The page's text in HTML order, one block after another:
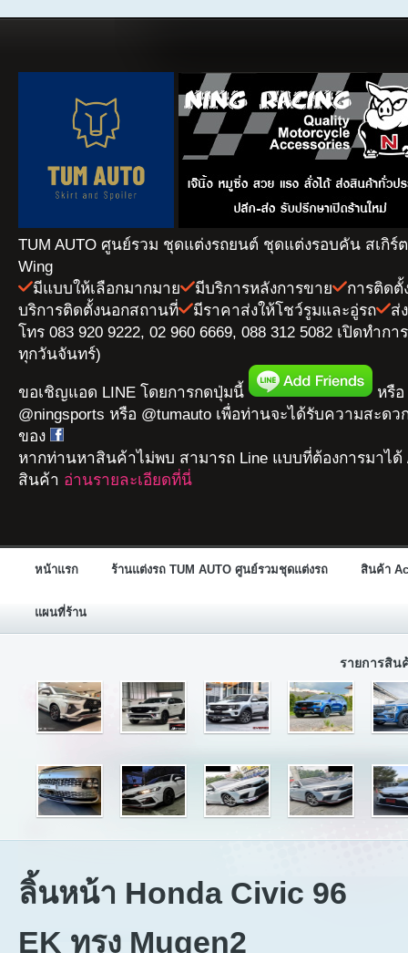
TUM AUTO ศูนย์รวม ชุดแต่งรถยนต์ ชุดแต่งรอบคัน สเกิร์
Wing
มีแบบให้เลือกมากมาย
มีบริการหลังการขาย
การติดตั้
บริการติดตั้งนอกสถานที่
มีราคาส่งให้โชว์รูมและอู่รถ
ส่
โทร 083 920 9222, 02 960 6669, 088 312 5082 เปิดทำก
ทุกวันจันทร์)
ขอเชิญแอด LINE โดยการกดปุ่มนี้
หรือ
@ningsports หรือ @tumauto เพื่อท่านจะได้รับความสะดว
ของ
หากท่านหาสินค้าไม่พบ สามารถ Line แบบที่ต้องการมาได้
สินค้า อ่านรายละเอียดที่นี่
หน้าแรก ร้านแต่งรถ TUM AUTO ศูนย์รวมชุดแต่งรถ สินค้า
แผนที่ร้าน
รายการสิน
ลิ้นหน้า Honda Civic 96
EK ทรง Mugen2